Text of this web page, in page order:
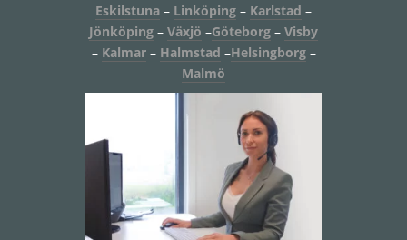
Eskilstuna – Linköping – Karlstad –
Jönköping – Växjö –Göteborg – Visby
– Kalmar– Halmstad –Helsingborg–
Malmö